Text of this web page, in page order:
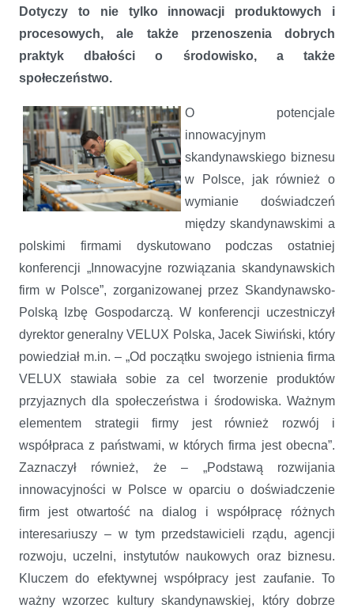
Dotyczy to nie tylko innowacji produktowych i
procesowych, ale także przenoszenia dobrych
praktyk dbałości o środowisko, a także
społeczeństwo.
O potencjale
innowacyjnym
skandynawskiego biznesu
w Polsce, jak również o
wymianie doświadczeń
między skandynawskimi a
polskimi firmami dyskutowano podczas ostatniej
konferencji „Innowacyjne rozwiązania skandynawskich
firm w Polsce”, zorganizowanej przez Skandynawsko-
Polską Izbę Gospodarczą. W konferencji uczestniczył
dyrektor generalny VELUX Polska, Jacek Siwiński, który
powiedział m.in. – „Od początku swojego istnienia firma
VELUX stawiała sobie za cel tworzenie produktów
przyjaznych dla społeczeństwa i środowiska. Ważnym
elementem strategii firmy jest również rozwój i
współpraca z państwami, w których firma jest obecna”.
Zaznaczył również, że – „Podstawą rozwijania
innowacyjności w Polsce w oparciu o doświadczenie
firm jest otwartość na dialog i współpracę różnych
interesariuszy – w tym przedstawicieli rządu, agencji
rozwoju, uczelni, instytutów naukowych oraz biznesu.
Kluczem do efektywnej współpracy jest zaufanie. To
ważny wzorzec kultury skandynawskiej, który dobrze